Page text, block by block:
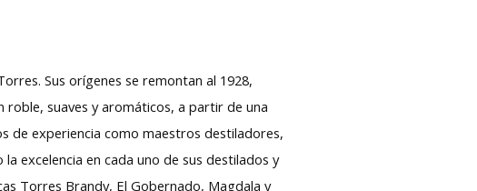
Sus orígenes se remontan al 1928,
roble, suaves y aromáticos, a partir de una
de experiencia como maestros destiladores,
excelencia en cada uno de sus destilados y
Torres Brandy, El Gobernado, Magdala y